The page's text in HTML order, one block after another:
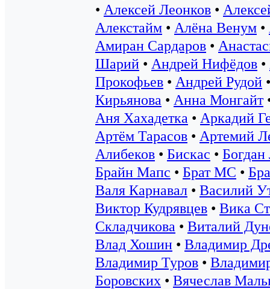
• Алексей Леонков •
Алекстайм • Алёна Венум •
Амиран Сардаров •
Шарий • Андрей Нифёдов •
Прокофьев • Андрей Рудой
Кирьянова • Анна Монгайт
Аня Хахадетка • Аркадий
Артём Тарасов • Артемий
Алибеков • Бискас • Богдан
Брайн Мапс • Брат МС •
Валя Карнавал • Василий
Виктор Кудрявцев • Вика
Складчикова • Виталий
Влад Хошин • Владимир
Владимир Туров •
Боровских • Вячеслав